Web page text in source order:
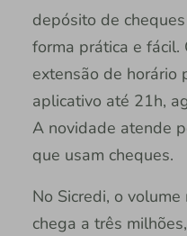
depósito de
forma prática e fácil.
extensão de horário
aplicativo até 21h,
A novidade atende
que usam cheques.
No Sicredi, o
chega a três